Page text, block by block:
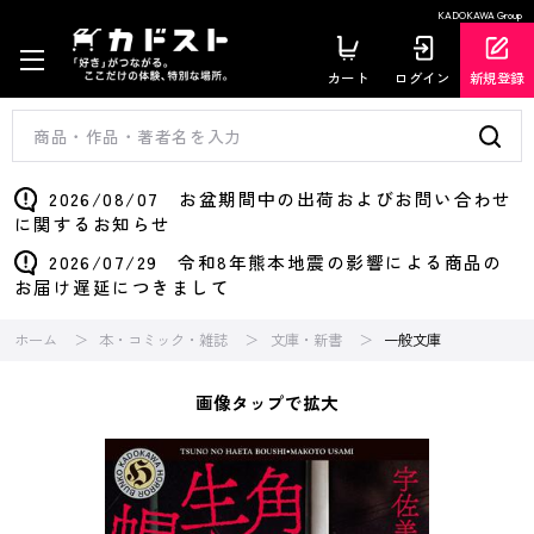
KADOKAWA Group
カート ログイン 新規登録
2026/08/07 お盆期間中の出荷およびお問い合わせ
に関するお知らせ
2026/07/29 令和8年熊本地震の影響による商品の
お届け遅延につきまして
ホーム 本・コミック・雑誌 文庫・新書 一般文庫
画像タップで拡大